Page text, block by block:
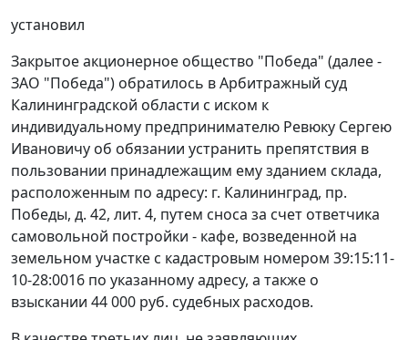
установил
Закрытое акционерное общество "Победа" (далее -
ЗАО "Победа") обратилось в Арбитражный суд
Калининградской области с иском к
индивидуальному предпринимателю Ревюку Сергею
Ивановичу об обязании устранить препятствия в
пользовании принадлежащим ему зданием склада,
расположенным по адресу: г. Калининград, пр.
Победы, д. 42, лит. 4, путем сноса за счет ответчика
самовольной постройки - кафе, возведенной на
земельном участке с кадастровым номером 39:15:11-
10-28:0016 по указанному адресу, а также о
взыскании 44 000 руб. судебных расходов.